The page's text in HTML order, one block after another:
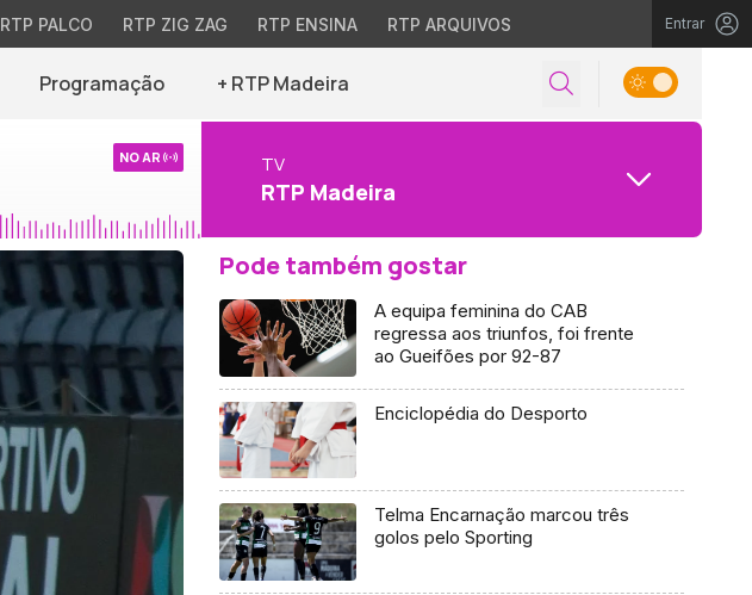
RTP PALCO RTP ZIG ZAG RTP ENSINA RTP ARQUIVOS Entrar
Programação + RTP Madeira
NO AR TV
RTP Madeira
Pode também gostar
A equipa feminina do CAB
regressa aos triunfos, foi frente
ao Gueifões por 92-87
Enciclopédia do Desporto
Telma Encarnação marcou três
golos pelo Sporting